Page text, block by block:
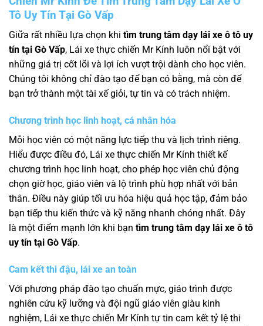
Tô Uy Tín Tại Gò Vấp
Giữa rất nhiều lựa chọn khi tìm trung tâm dạy lái xe ô tô uy
tín tại Gò Vấp, Lái xe thực chiến Mr Kính luôn nổi bật với
những giá trị cốt lõi và lợi ích vượt trội dành cho học viên.
Chúng tôi không chỉ đào tạo để bạn có bằng, mà còn để
bạn trở thành một tài xế giỏi, tự tin và có trách nhiệm.
Chương trình học linh hoạt, cá nhân hóa
Mỗi học viên có một năng lực tiếp thu và lịch trình riêng.
Hiểu được điều đó, Lái xe thực chiến Mr Kính thiết kế
chương trình học linh hoạt, cho phép học viên chủ động
chọn giờ học, giáo viên và lộ trình phù hợp nhất với bản
thân. Điều này giúp tối ưu hóa hiệu quả học tập, đảm bảo
bạn tiếp thu kiến thức và kỹ năng nhanh chóng nhất. Đây
là một điểm mạnh lớn khi bạn tìm trung tâm dạy lái xe ô tô
uy tín tại Gò Vấp.
Cam kết thi đậu, lái xe an toàn
Với phương pháp đào tạo chuẩn mực, giáo trình được
nghiên cứu kỹ lưỡng và đội ngũ giáo viên giàu kinh
nghiệm, Lái xe thực chiến Mr Kính tự tin cam kết tỷ lệ thi